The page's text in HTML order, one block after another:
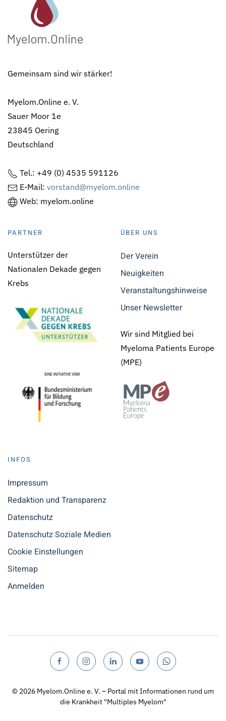
Gemeinsam sind wir stärker!
Myelom.Online e. V.
Sauer Moor 1e
23845 Oering
Deutschland
Tel.: +49 (0) 4535 591126
E-Mail: vorstand@myelom.online
Web: myelom.online
PARTNER
Unterstützer der
Nationalen Dekade gegen
Krebs
ÜBER UNS
Der Verein
Neuigkeiten
Veranstaltungshinweise
Unser Newsletter
Wir sind Mitglied bei
Myeloma Patients Europe
(MPE)
INFOS
Impressum
Redaktion und Transparenz
Datenschutz
Datenschutz Soziale Medien
Cookie Einstellungen
Sitemap
Anmelden
© 2026 Myelom.Online e. V. – Portal mit Informationen rund um
die Krankheit "Multiples Myelom"